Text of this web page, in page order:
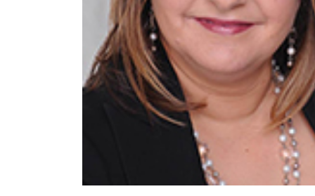
ENTREPRISES